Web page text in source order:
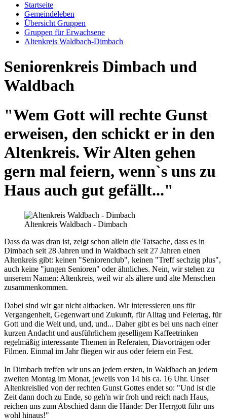
Startseite
Gemeindeleben
Übersicht Gruppen
Gruppen für Erwachsene
Altenkreis Waldbach-Dimbach
Seniorenkreis Dimbach und
Waldbach
"Wem Gott will rechte Gunst
erweisen, den schickt er in den
Altenkreis. Wir Alten gehen
gern mal feiern, wenn`s uns zu
Haus auch gut gefällt..."
Altenkreis Waldbach - Dimbach
Dass da was dran ist, zeigt schon allein die Tatsache, dass es in
Dimbach seit 28 Jahren und in Waldbach seit 27 Jahren einen
Altenkreis gibt: keinen "Seniorenclub", keinen "Treff sechzig plus",
auch keine "jungen Senioren" oder ähnliches. Nein, wir stehen zu
unserem Namen: Altenkreis, weil wir als ältere und alte Menschen
zusammenkommen.
Dabei sind wir gar nicht altbacken. Wir interessieren uns für
Vergangenheit, Gegenwart und Zukunft, für Alltag und Feiertag, für
Gott und die Welt und, und, und... Daher gibt es bei uns nach einer
kurzen Andacht und ausführlichem geselligem Kaffeetrinken
regelmäßig interessante Themen in Referaten, Diavorträgen oder
Filmen. Einmal im Jahr fliegen wir aus oder feiern ein Fest.
In Dimbach treffen wir uns an jedem ersten, in Waldbach an jedem
zweiten Montag im Monat, jeweils von 14 bis ca. 16 Uhr. Unser
Altenkreislied von der rechten Gunst Gottes endet so: "Und ist die
Zeit dann doch zu Ende, so geh'n wir froh und reich nach Haus,
reichen uns zum Abschied dann die Hände: Der Herrgott führ uns
wohl hinaus!"